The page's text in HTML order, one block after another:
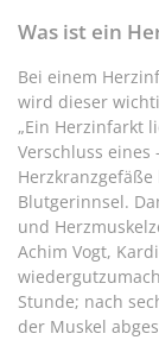
Was ist ein
Bei einem
wird dieser
„Ein Herzinfarkt
Verschluss
Blutgerinnsel.
und
Achim Vogt,
Stunde; nach
der Muskel